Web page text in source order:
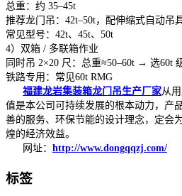
总重：约 35–45t
推荐龙门吊：42t–50t，配伸缩式自动吊
常见型号：42t、45t、50t
4）双箱 / 多联箱作业
同时吊 2×20 尺：总重≈50–60t → 选60t
铁路专用：常见60t RMG
福建龙岩集装箱龙门吊生产厂家从
值是本公司可持续发展的根本动力，产
善的服务、环保节能的设计理念，定会
煌的经济效益。
网址： http://www.dongqqzj.com/
标签